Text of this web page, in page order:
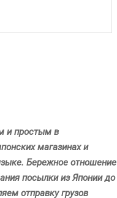
и простым в
магазинах и
Бережное отношение
посылки из Японии до
отправку грузов